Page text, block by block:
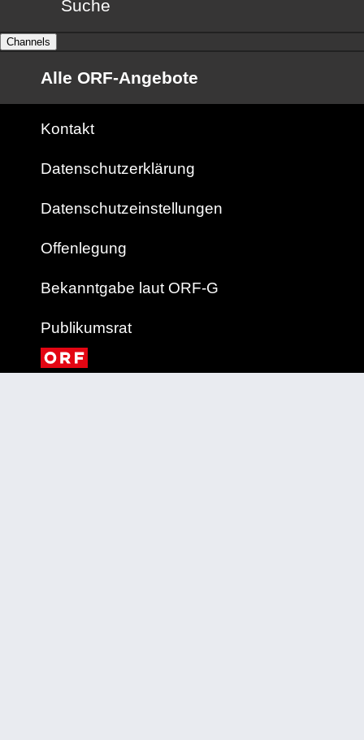
Suche
Channels
Alle ORF-Angebote
Kontakt
Datenschutzerklärung
Datenschutzeinstellungen
Offenlegung
Bekanntgabe laut ORF-G
Publikumsrat